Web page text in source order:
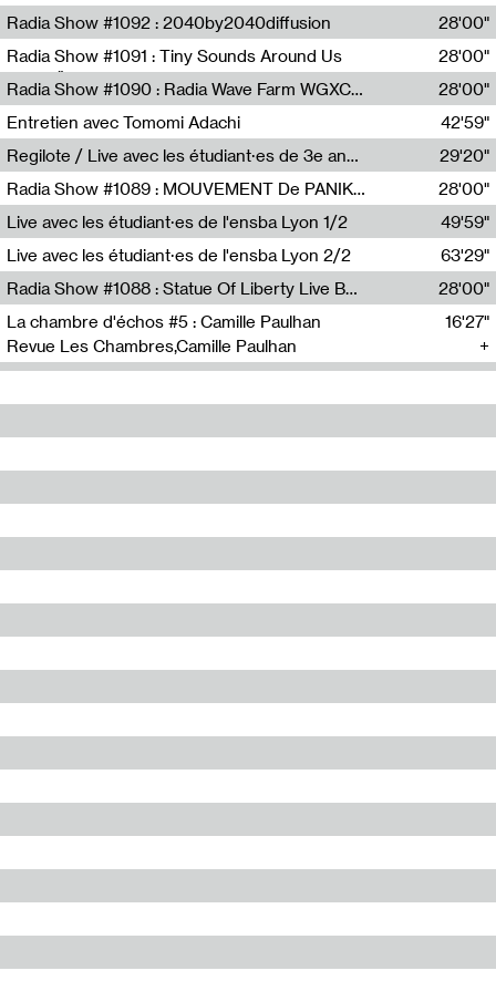
Meris Angioletti
Radia Show #1092 : 2040by2040diffusion
Diffusion FM
28'00"
Radia Show #1091 : Tiny Sounds Around Us
Radio Študent
28'00"
Radia Show #1090 : Radia Wave Farm WGXC Corey De Juan Sherrard Jr Startalk
Wave Farm
28'00"
Entretien avec Tomomi Adachi
Tomomi Adachi,Loraine Baud
42'59"
Regilote / Live avec les étudiant·es de 3e année de l'EMA
Nima Henryon,Athéna Noël,Amir Genillon,Ibourayane Ahmadi,Manelle Cherrih,Honorine Gibello,John Weeber,Manon Joseph
29'20"
Radia Show #1089 : MOUVEMENT De PANIK (Radio Panik)
Radio Panik
28'00"
Live avec les étudiant·es de l'ensba Lyon 1/2
49'59"
Live avec les étudiant·es de l'ensba Lyon 2/2
63'29"
Radia Show #1088 : Statue Of Liberty Live By Ed Baxter (Resonance)
Resonance
28'00"
La chambre d'échos #5 : Camille Paulhan
Revue Les Chambres,Camille Paulhan
16'27"